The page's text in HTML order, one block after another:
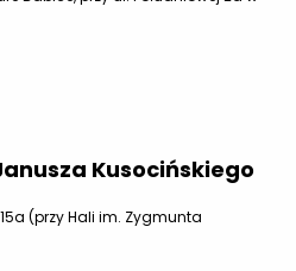
Kusocińskiego
(przy Hali im. Zygmunta